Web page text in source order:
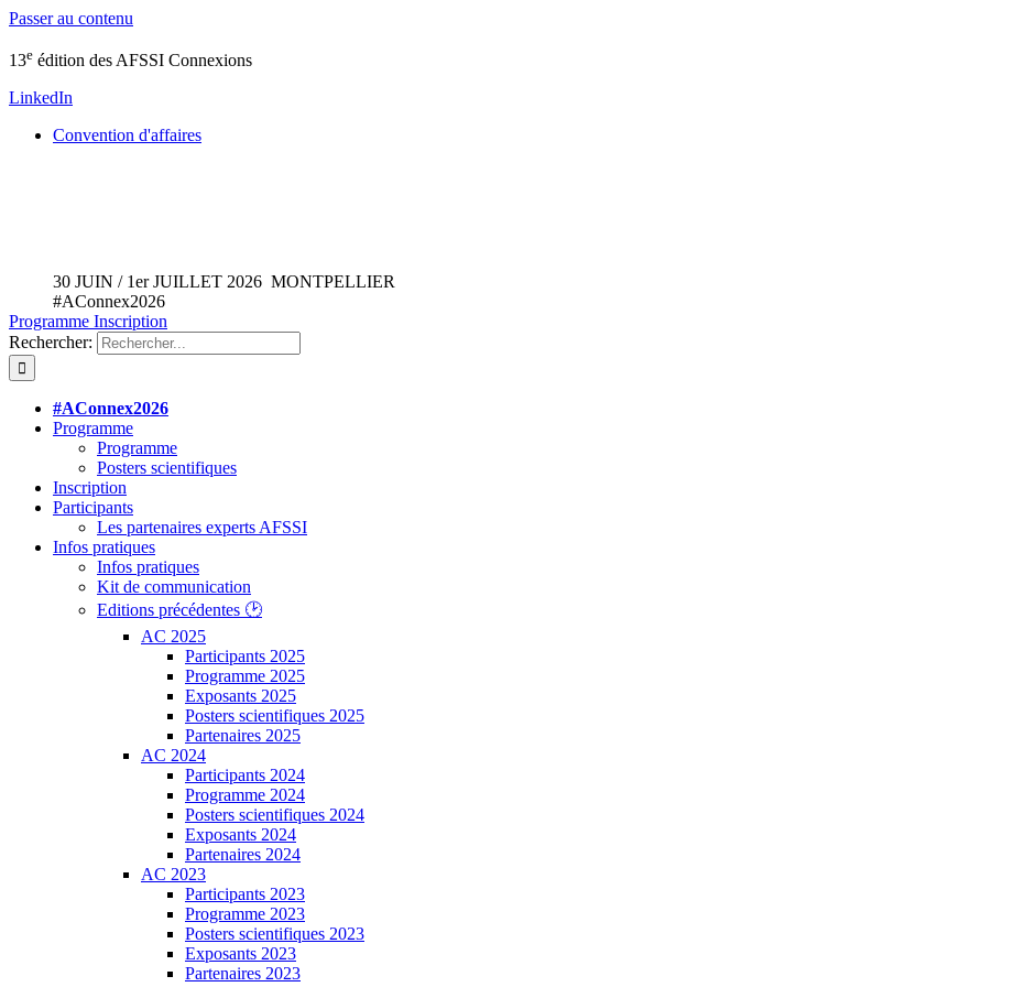
Passer au contenu
13e édition des AFSSI Connexions
LinkedIn
Convention d'affaires
30 JUIN / 1erJUILLET 2026 MONTPELLIER
#AConnex2026
Programme Inscription
Rechercher:
#AConnex2026
Programme
Programme
Posters scientifiques
Inscription
Participants
Les partenaires experts AFSSI
Infos pratiques
Infos pratiques
Kit de communication
Editions précédentes 🕑
AC 2025
Participants 2025
Programme 2025
Exposants 2025
Posters scientifiques 2025
Partenaires 2025
AC 2024
Participants 2024
Programme 2024
Posters scientifiques 2024
Exposants 2024
Partenaires 2024
AC 2023
Participants 2023
Programme 2023
Posters scientifiques 2023
Exposants 2023
Partenaires 2023